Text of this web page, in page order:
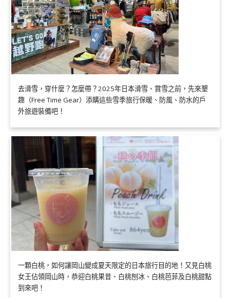
去滑雪，穿什麼？怎麼帶？2025年日本滑雪、賞雪之前，先來墾
趣（Free Time Gear）添購這些雪季旅行保暖、防風、防水的戶
外旅遊裝備吧！
一顆白桃，如何讓岡山變成夏天限定的日本旅行目的地！又見白桃
女王佔領岡山時，恭迎白桃果昔、白桃刨冰、白桃芭菲及白桃甜點
到來吧！